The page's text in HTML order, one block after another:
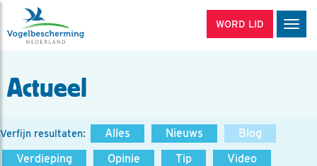
WORD LID
Actueel
Verfijn resultaten: Alles Nieuws
Blog
Verdieping
Opinie Tip
Video